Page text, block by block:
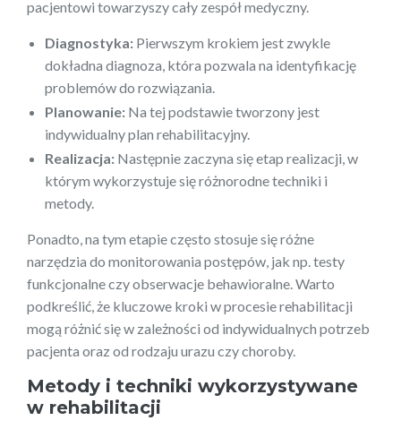
pacjentowi towarzyszy cały zespół medyczny.
Diagnostyka: Pierwszym krokiem jest zwykle
dokładna diagnoza, która pozwala na identyfikację
problemów do rozwiązania.
Planowanie: Na tej podstawie tworzony jest
indywidualny plan rehabilitacyjny.
Realizacja: Następnie zaczyna się etap realizacji, w
którym wykorzystuje się różnorodne techniki i
metody.
Ponadto, na tym etapie często stosuje się różne
narzędzia do monitorowania postępów, jak np. testy
funkcjonalne czy obserwacje behawioralne. Warto
podkreślić, że kluczowe kroki w procesie rehabilitacji
mogą różnić się w zależności od indywidualnych potrzeb
pacjenta oraz od rodzaju urazu czy choroby.
Metody i techniki wykorzystywane
w rehabilitacji